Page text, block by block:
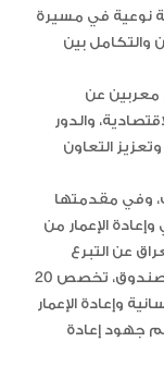
نوعية في مسيرة
والتكامل بين
معربين عن
والدور
التعاون
وفي مقدمتها
الإعمار من
عن التبرع
بمبلغ قدره 40 مليون دولار أمريكي لصالح الصندوق، تخصص 20
وإعادة الإعمار
لدعم جهود إعادة